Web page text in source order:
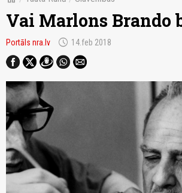
Vai Marlons Brando
Portāls nra.lv schedule 14.feb 2018